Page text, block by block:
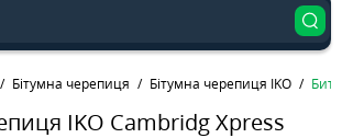
Бітумна черепиця Бітумна черепиця IKO
IKO Cambridg Xpress